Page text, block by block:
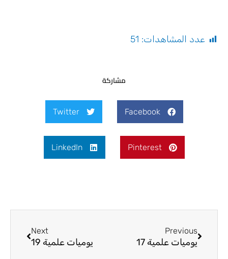
عدد المشاهدات: 51
مشاركة
Facebook
Twitter
Pinterest
LinkedIn
Previous
يوميات علمية 17
Next
يوميات علمية 19